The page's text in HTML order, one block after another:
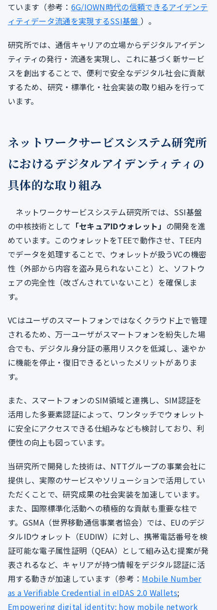
ています（参考： 6G/IOWN時代の信頼できるアイデンテ
ィティデータ流通を実現するSSI基盤 ）。
研究所では、通信キャリアの立場からデジタルアイデン
ティティの発行・流通を実現し、これに基づく新サービ
スを創出することで、便利で安全なデジタル社会に貢献
するため、研究・標準化・社会実装の取り組みを行って
います。
ネットワークサービスシステム研究所
におけるデジタルアイデンティティの
具体的な取り組み
ネットワークサービスシステム研究所では、SSI基盤
の中核技術として 「セキュアIDウォレット」 の開発を進
めています。このウォレットをTEEで動作させ、TEE内
でデータを処理することで、ウォレットが扱うVCの機密
性（外部から内容を盗み見られないこと）と、ソフトウ
ェアの完全性（改ざんされていないこと）を確保しま
す。
VCはユーザのスマートフォンではなくクラウド上で管理
されるため、万一ユーザがスマートフォンを紛失した場
合でも、デジタル身分証の悪用リスクを低減し、速やか
に機能を停止・復旧できるといったメリットがありま
す。
また、スマートフォンのSIM領域と連携し、SIM認証を
活用した多要素認証によって、ワンタッチでウォレット
に安全にアクセスできる仕組みなども検討しており、利
便性の向上も図っています。
当研究所で開発した技術は、NTTグループの事業会社に
提供し、実際のサービスやソリューションで活用してい
ただくことで、研究成果の社会実装を加速しています。
また、国際標準化活動への積極的な貢献も重要な柱で
す。GSMA（世界移動通信事業者協会）では、EUのデジ
タルIDウォレット（EUDIW）に対し、携帯電話番号を検
証可能な電子属性証明（QEAA）として組み込む提案が発
表されるなど、キャリアが持つ情報をデジタル認証に活
用する動きが加速しています（参考： Mobile Number
as a Verifiable Credential in eIDAS 2.0 Wallets;
Empowering digital identity: how mobile network